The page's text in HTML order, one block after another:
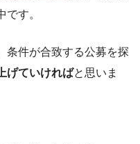
す。
条件が合致する公募を探
げていければと思いま